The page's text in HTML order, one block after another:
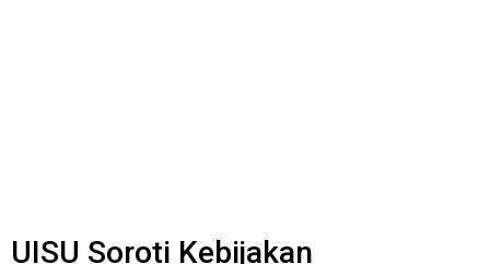
UISU Soroti Kebijakan